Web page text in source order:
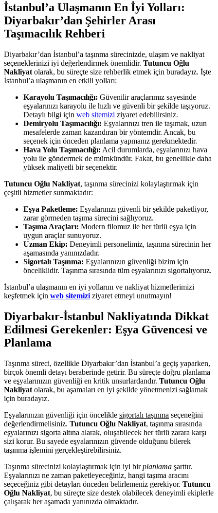
İstanbul’a Ulaşmanın En İyi Yolları:
Diyarbakır’dan Şehirler Arası
Taşımacılık Rehberi
Diyarbakır’dan İstanbul’a taşınma sürecinizde, ulaşım ve nakliyat
seçeneklerinizi iyi değerlendirmek önemlidir. Tutuncu Oğlu
Nakliyat olarak, bu süreçte size rehberlik etmek için buradayız. İşte
İstanbul’a ulaşmanın en etkili yolları:
Karayolu Taşımacılığı: Güvenilir araçlarımız sayesinde
eşyalarınızı karayolu ile hızlı ve güvenli bir şekilde taşıyoruz.
Detaylı bilgi için web sitemizi ziyaret edebilirsiniz.
Demiryolu Taşımacılığı: Eşyalarınızı tren ile taşımak, uzun
mesafelerde zaman kazandıran bir yöntemdir. Ancak, bu
seçenek için önceden planlama yapmanız gerekmektedir.
Hava Yolu Taşımacılığı: Acil durumlarda, eşyalarınızı hava
yolu ile göndermek de mümkündür. Fakat, bu genellikle daha
yüksek maliyetli bir seçenektir.
Tutuncu Oğlu Nakliyat, taşınma sürecinizi kolaylaştırmak için
çeşitli hizmetler sunmaktadır:
Eşya Paketleme: Eşyalarınızı güvenli bir şekilde paketliyor,
zarar görmeden taşıma sürecini sağlıyoruz.
Taşıma Araçları: Modern filomuz ile her türlü eşya için
uygun araçlar sunuyoruz.
Uzman Ekip: Deneyimli personelimiz, taşınma sürecinin her
aşamasında yanınızdadır.
Sigortalı Taşınma: Eşyalarınızın güvenliği bizim için
önceliklidir. Taşınma sırasında tüm eşyalarınızı sigortalıyoruz.
İstanbul’a ulaşmanın en iyi yollarını ve nakliyat hizmetlerimizi
keşfetmek için web sitemizi ziyaret etmeyi unutmayın!
Diyarbakır-İstanbul Nakliyatında Dikkat
Edilmesi Gerekenler: Eşya Güvencesi ve
Planlama
Taşınma süreci, özellikle Diyarbakır’dan İstanbul’a geçiş yaparken,
birçok önemli detayı beraberinde getirir. Bu süreçte doğru planlama
ve eşyalarınızın güvenliği en kritik unsurlardandır. Tutuncu Oğlu
Nakliyat olarak, bu aşamaları en iyi şekilde yönetmenizi sağlamak
için buradayız.
Eşyalarınızın güvenliği için öncelikle sigortalı taşınma seçeneğini
değerlendirmelisiniz. Tutuncu Oğlu Nakliyat, taşınma sırasında
eşyalarınızı sigorta altına alarak, oluşabilecek her türlü zarara karşı
sizi korur. Bu sayede eşyalarınızın güvende olduğunu bilerek
taşınma işlemini gerçekleştirebilirsiniz.
Taşınma sürecinizi kolaylaştırmak için iyi birplanlama şarttır.
Eşyalarınızı ne zaman paketleyeceğiniz, hangi taşıma aracını
seçeceğiniz gibi detayları önceden belirlemeniz gerekiyor. Tutuncu
Oğlu Nakliyat, bu süreçte size destek olabilecek deneyimli ekiplerle
çalışarak her aşamada yanınızda olmaktadır.